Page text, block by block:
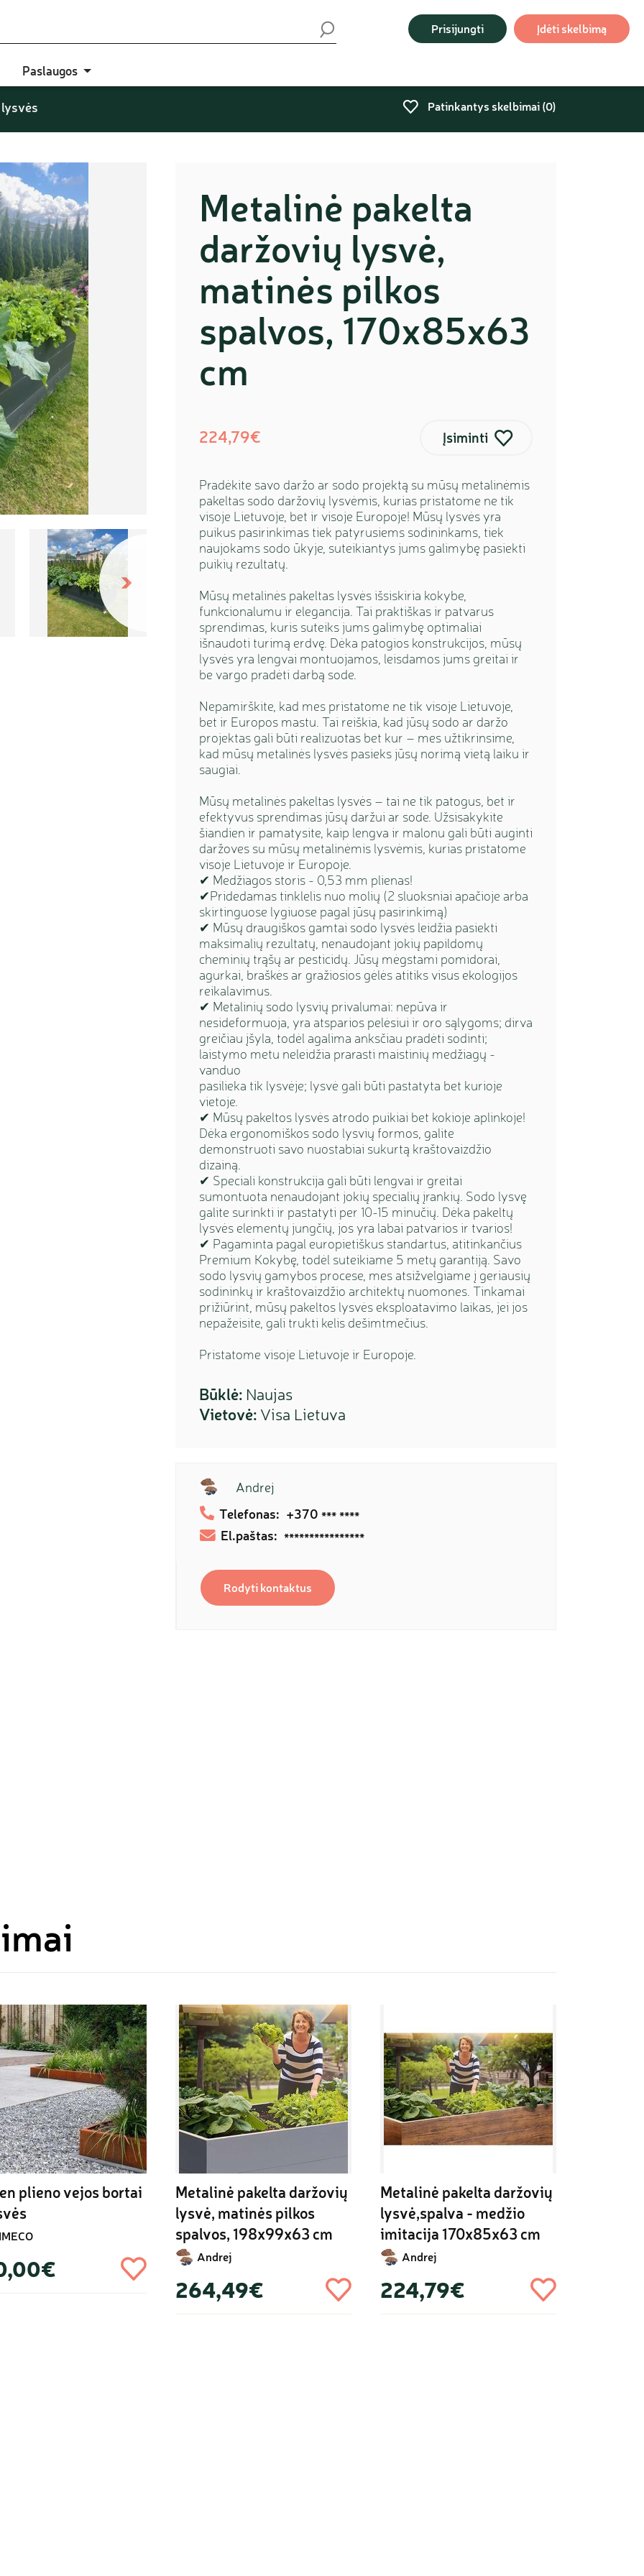
Paslaugos
Prisijungti Įdėti skelbimą
Patinkantys skelbimai (0)
Sekantis
Metalinė pakelta
daržovių lysvė,
matinės pilkos
spalvos, 170x85x63
cm
224,79€ Įsiminti
Pradėkite savo daržo ar sodo projektą su mūsų metalinėmis
pakeltas sodo daržovių lysvėmis, kurias pristatome ne tik
visoje Lietuvoje, bet ir visoje Europoje! Mūsų lysvės yra
puikus pasirinkimas tiek patyrusiems sodininkams, tiek
naujokams sodo ūkyje, suteikiantys jums galimybę pasiekti
puikių rezultatų.
Mūsų metalinės pakeltas lysvės išsiskiria kokybe,
funkcionalumu ir elegancija. Tai praktiškas ir patvarus
sprendimas, kuris suteiks jums galimybę optimaliai
išnaudoti turimą erdvę. Dėka patogios konstrukcijos, mūsų
lysvės yra lengvai montuojamos, leisdamos jums greitai ir
be vargo pradėti darbą sode.
Nepamirškite, kad mes pristatome ne tik visoje Lietuvoje,
bet ir Europos mastu. Tai reiškia, kad jūsų sodo ar daržo
projektas gali būti realizuotas bet kur – mes užtikrinsime,
kad mūsų metalinės lysvės pasieks jūsų norimą vietą laiku ir
saugiai.
Mūsų metalinės pakeltas lysvės – tai ne tik patogus, bet ir
efektyvus sprendimas jūsų daržui ar sode. Užsisakykite
šiandien ir pamatysite, kaip lengva ir malonu gali būti auginti
daržoves su mūsų metalinėmis lysvėmis, kurias pristatome
visoje Lietuvoje ir Europoje.
✔ Medžiagos storis - 0,53 mm plienas!
✔Pridedamas tinklelis nuo molių (2 sluoksniai apačioje arba
skirtinguose lygiuose pagal jūsų pasirinkimą)
✔ Mūsų draugiškos gamtai sodo lysvės leidžia pasiekti
maksimalių rezultatų, nenaudojant jokių papildomų
cheminių trąšų ar pesticidų. Jūsų mėgstami pomidorai,
agurkai, braškės ar gražiosios gėlės atitiks visus ekologijos
reikalavimus.
✔ Metalinių sodo lysvių privalumai: nepūva ir
nesideformuoja, yra atsparios pelėsiui ir oro sąlygoms; dirva
greičiau įšyla, todėl agalima anksčiau pradėti sodinti;
laistymo metu neleidžia prarasti maistinių medžiagų -
vanduo
pasilieka tik lysvėje; lysvė gali būti pastatyta bet kurioje
vietoje.
✔ Mūsų pakeltos lysvės atrodo puikiai bet kokioje aplinkoje!
Dėka ergonomiškos sodo lysvių formos, galite
demonstruoti savo nuostabiai sukurtą kraštovaizdžio
dizainą.
✔ Speciali konstrukcija gali būti lengvai ir greitai
sumontuota nenaudojant jokių specialių įrankių. Sodo lysvę
galite surinkti ir pastatyti per 10-15 minučių. Dėka pakeltų
lysvės elementų jungčių, jos yra labai patvarios ir tvarios!
✔ Pagaminta pagal europietiškus standartus, atitinkančius
Premium Kokybę, todėl suteikiame 5 metų garantiją. Savo
sodo lysvių gamybos procese, mes atsižvelgiame į geriausių
sodininkų ir kraštovaizdžio architektų nuomones. Tinkamai
prižiūrint, mūsų pakeltos lysvės eksploatavimo laikas, jei jos
nepažeisite, gali trukti kelis dešimtmečius.
Pristatome visoje Lietuvoje ir Europoje.
Būklė: Naujas
Vietovė: Visa Lietuva
Andrej
Telefonas: +370 *** ****
El.paštas: ****************
Rodyti kontaktus
plieno vejos bortai
Metalinė pakelta daržovių
lysvė, matinės pilkos
spalvos, 198х99х63 cm
Andrej
264,49€
Metalinė pakelta daržovių
lysvė,spalva - medžio
imitacija 170x85x63 cm
Andrej
224,79€